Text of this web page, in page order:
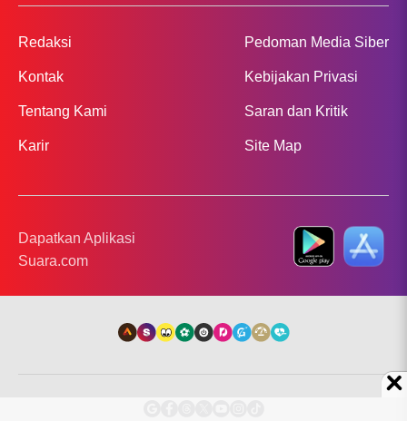
Redaksi
Kontak
Tentang Kami
Karir
Pedoman Media Siber
Kebijakan Privasi
Saran dan Kritik
Site Map
Dapatkan Aplikasi
Suara.com